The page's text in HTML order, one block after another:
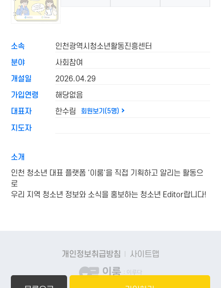
소속
인천광역시청소년활동진흥센터
분야
사회참여
개설일
2026.04.29
가입연령
해당없음
대표자
한수림 회원보기(5명)
지도자
소개
인천 청소년 대표 플랫폼 '이룸'을 직접 기획하고 알리는 활동으
로
우리 지역 청소년 정보와 소식을 홍보하는 청소년 Editor랍니다!
개인정보취급방침 사이트맵